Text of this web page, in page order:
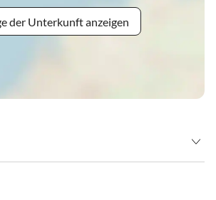
der Unterkunft anzeigen
www.tritscherhof.at finden sie unter Anreise